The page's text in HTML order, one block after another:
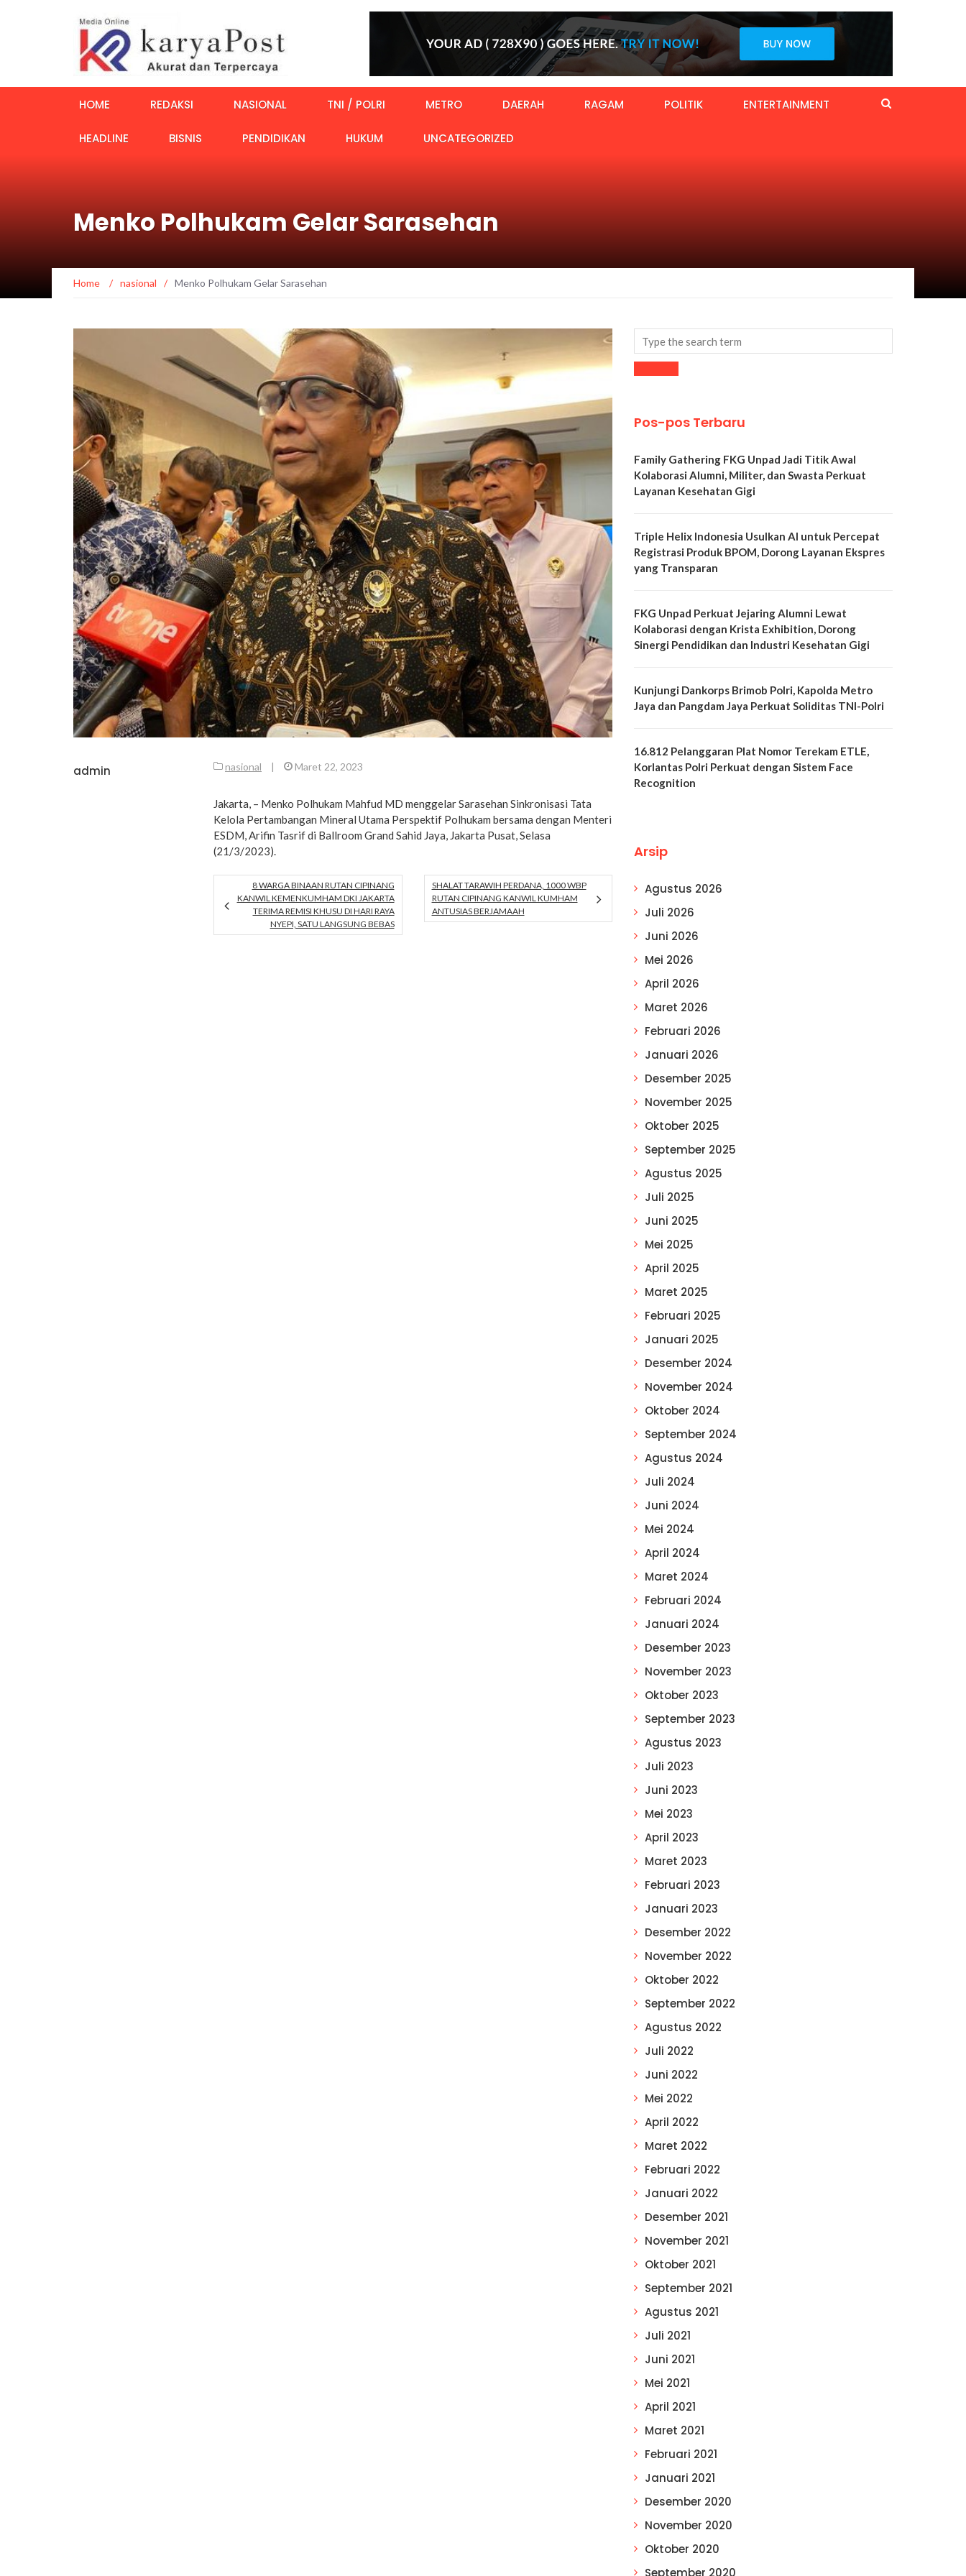
HOME REDAKSI NASIONAL TNI / POLRI METRO DAERAH RAGAM POLITIK ENTERTAINMENT
HEADLINE BISNIS PENDIDIKAN HUKUM UNCATEGORIZED
Menko Polhukam Gelar Sarasehan
Home / nasional / Menko Polhukam Gelar Sarasehan
admin nasional | Maret 22, 2023
Jakarta, – Menko Polhukam Mahfud MD menggelar Sarasehan Sinkronisasi Tata
Kelola Pertambangan Mineral Utama Perspektif Polhukam bersama dengan Menteri
ESDM, Arifin Tasrif di Ballroom Grand Sahid Jaya, Jakarta Pusat, Selasa
(21/3/2023).
8 WARGA BINAAN RUTAN CIPINANG
KANWIL KEMENKUMHAM DKI JAKARTA
TERIMA REMISI KHUSU DI HARI RAYA
NYEPI, SATU LANGSUNG BEBAS
SHALAT TARAWIH PERDANA, 1000 WBP
RUTAN CIPINANG KANWIL KUMHAM
ANTUSIAS BERJAMAAH
Pos-pos Terbaru
Family Gathering FKG Unpad Jadi Titik Awal
Kolaborasi Alumni, Militer, dan Swasta Perkuat
Layanan Kesehatan Gigi
Triple Helix Indonesia Usulkan AI untuk Percepat
Registrasi Produk BPOM, Dorong Layanan Ekspres
yang Transparan
FKG Unpad Perkuat Jejaring Alumni Lewat
Kolaborasi dengan Krista Exhibition, Dorong
Sinergi Pendidikan dan Industri Kesehatan Gigi
Kunjungi Dankorps Brimob Polri, Kapolda Metro
Jaya dan Pangdam Jaya Perkuat Soliditas TNI-Polri
16.812 Pelanggaran Plat Nomor Terekam ETLE,
Korlantas Polri Perkuat dengan Sistem Face
Recognition
Arsip
Agustus 2026
Juli 2026
Juni 2026
Mei 2026
April 2026
Maret 2026
Februari 2026
Januari 2026
Desember 2025
November 2025
Oktober 2025
September 2025
Agustus 2025
Juli 2025
Juni 2025
Mei 2025
April 2025
Maret 2025
Februari 2025
Januari 2025
Desember 2024
November 2024
Oktober 2024
September 2024
Agustus 2024
Juli 2024
Juni 2024
Mei 2024
April 2024
Maret 2024
Februari 2024
Januari 2024
Desember 2023
November 2023
Oktober 2023
September 2023
Agustus 2023
Juli 2023
Juni 2023
Mei 2023
April 2023
Maret 2023
Februari 2023
Januari 2023
Desember 2022
November 2022
Oktober 2022
September 2022
Agustus 2022
Juli 2022
Juni 2022
Mei 2022
April 2022
Maret 2022
Februari 2022
Januari 2022
Desember 2021
November 2021
Oktober 2021
September 2021
Agustus 2021
Juli 2021
Juni 2021
Mei 2021
April 2021
Maret 2021
Februari 2021
Januari 2021
Desember 2020
November 2020
Oktober 2020